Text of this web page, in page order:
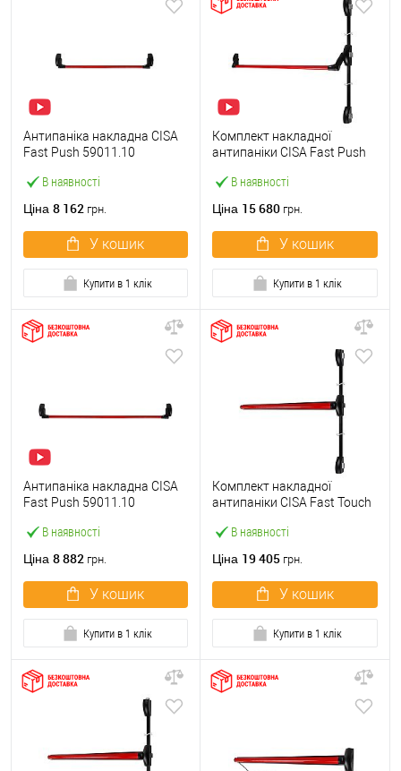
В наявності
Антипаніка накладна CISA
Fast Push 59011.10
штангою 900 мм червона
Ціна 8 162 грн.
У кошик
Купити в 1 клік
В наявності
Комплект накладної
антипаніки CISA Fast Push
точковий вбік червона
Ціна 15 680 грн.
У кошик
Купити в 1 клік
В наявності
Антипаніка накладна CISA
Fast Push 59011.10
штангою 1500 мм червона
Ціна 8 882 грн.
У кошик
Купити в 1 клік
В наявності
Комплект накладної
антипаніки CISA Fast Touch
точковий вбік червона
Ціна 19 405 грн.
У кошик
Купити в 1 клік